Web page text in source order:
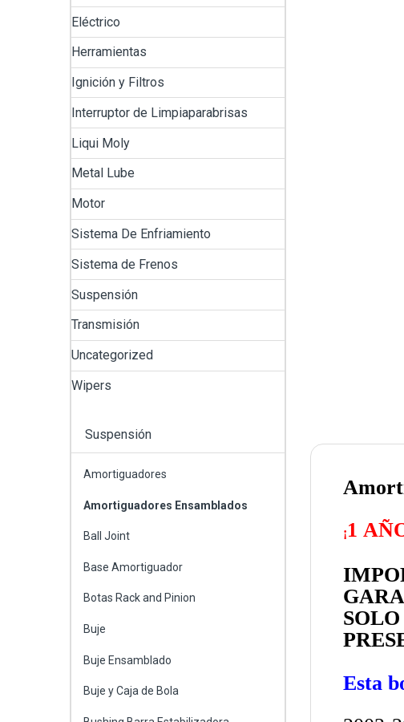
¡1
Esta
Eléctrico
Herramientas
Ignición y Filtros
Interruptor de Limpiaparabrisas
Liqui Moly
Metal Lube
Motor
Sistema De Enfriamiento
Sistema de Frenos
Suspensión
Transmisión
Uncategorized
Wipers
Suspensión
Amortiguadores
Amortiguadores Ensamblados
Ball Joint
Base Amortiguador
Botas Rack and Pinion
Buje
Buje Ensamblado
Buje y Caja de Bola